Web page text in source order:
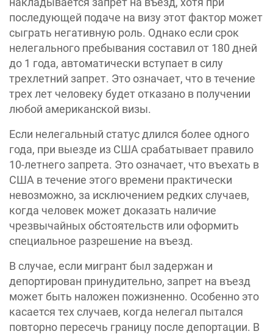
последующей подаче на визу этот фактор может
сыграть негативную роль. Однако если срок
нелегального пребывания составил от 180 дней
до 1 года, автоматически вступает в силу
трехлетний запрет. Это означает, что в течение
трех лет человеку будет отказано в получении
любой американской визы.
Если нелегальный статус длился более одного
года, при выезде из США срабатывает правило
10-летнего запрета. Это означает, что въехать в
США в течение этого времени практически
невозможно, за исключением редких случаев,
когда человек может доказать наличие
чрезвычайных обстоятельств или оформить
специальное разрешение на въезд.
В случае, если мигрант был задержан и
депортирован принудительно, запрет на въезд
может быть наложен пожизненно. Особенно это
касается тех случаев, когда нелегал пытался
повторно пересечь границу после депортации. В